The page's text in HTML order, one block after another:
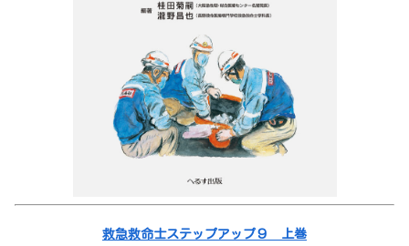
救急救命士ステップアップ９ 上巻